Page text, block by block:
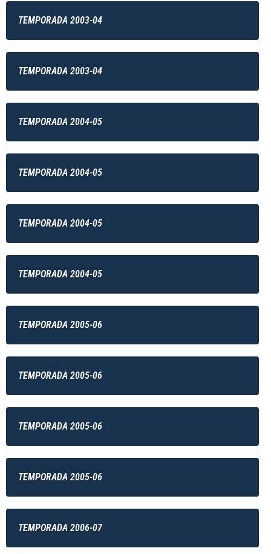
TEMPORADA 2003-04
TEMPORADA 2003-04
TEMPORADA 2004-05
TEMPORADA 2004-05
TEMPORADA 2004-05
TEMPORADA 2004-05
TEMPORADA 2005-06
TEMPORADA 2005-06
TEMPORADA 2005-06
TEMPORADA 2005-06
TEMPORADA 2006-07